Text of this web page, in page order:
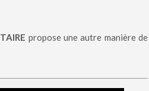
propose une autre manière de